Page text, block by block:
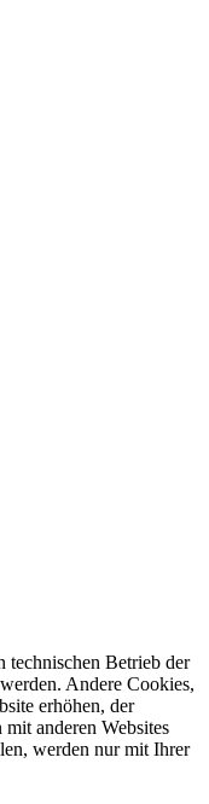
technischen Betrieb der
Andere Cookies,
erhöhen, der
anderen Websites
werden nur mit Ihrer